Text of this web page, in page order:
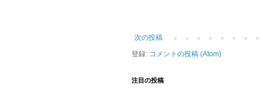
次の投稿
登録: コメントの投稿 (Atom)
注目の投稿